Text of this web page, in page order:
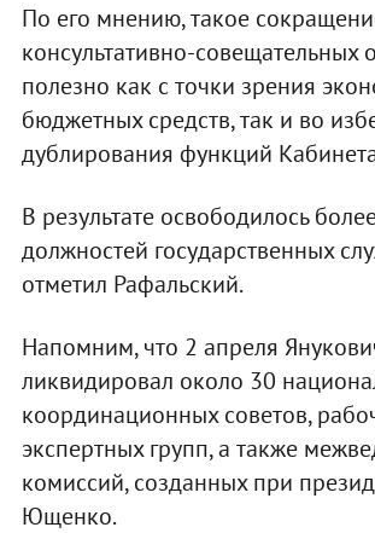
По его мнению, такое
консультативно-совещательных
полезно как с точки зрения
бюджетных средств, так и во
дублирования функций
В результате освободилось
должностей государственных
отметил Рафальский.
Напомним, что 2 апреля
ликвидировал около 30
координационных советов,
экспертных групп, а также
комиссий, созданных при
Ющенко.